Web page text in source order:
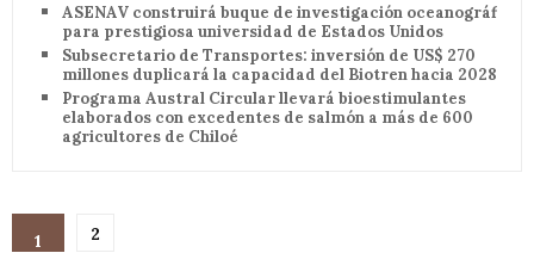
ASENAV construirá buque de investigación oceanográfica
para prestigiosa universidad de Estados Unidos
Subsecretario de Transportes: inversión de US$ 270
millones duplicará la capacidad del Biotren hacia 2028
Programa Austral Circular llevará bioestimulantes
elaborados con excedentes de salmón a más de 600
agricultores de Chiloé
1 2